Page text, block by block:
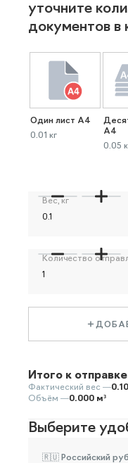
уточните
документов в
Один лист А4
0.01 кг
А4
0.05
Вес, кг
Количество
Итого к
Фактический вес —
Объём —0.000 м³
Выберите
🇷🇺 Российский